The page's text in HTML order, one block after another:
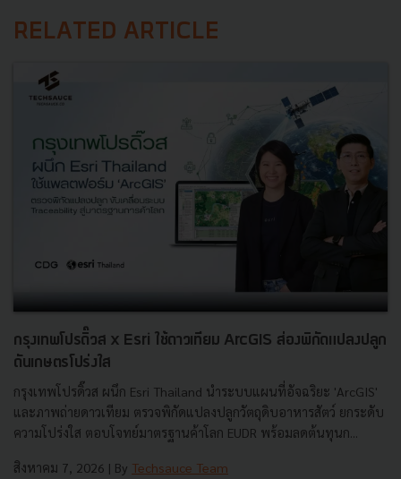
RELATED ARTICLE
กรุงเทพโปรดิ๊วส x Esri ใช้ดาวเทียม ArcGIS ส่องพิกัดแปลงปลูก
ดันเกษตรโปร่งใส
กรุงเทพโปรดิ๊วส ผนึก Esri Thailand นำระบบแผนที่อัจฉริยะ 'ArcGIS'
และภาพถ่ายดาวเทียม ตรวจพิกัดแปลงปลูกวัตถุดิบอาหารสัตว์ ยกระดับ
ความโปร่งใส ตอบโจทย์มาตรฐานค้าโลก EUDR พร้อมลดต้นทุนก...
สิงหาคม 7, 2026 | By Techsauce Team